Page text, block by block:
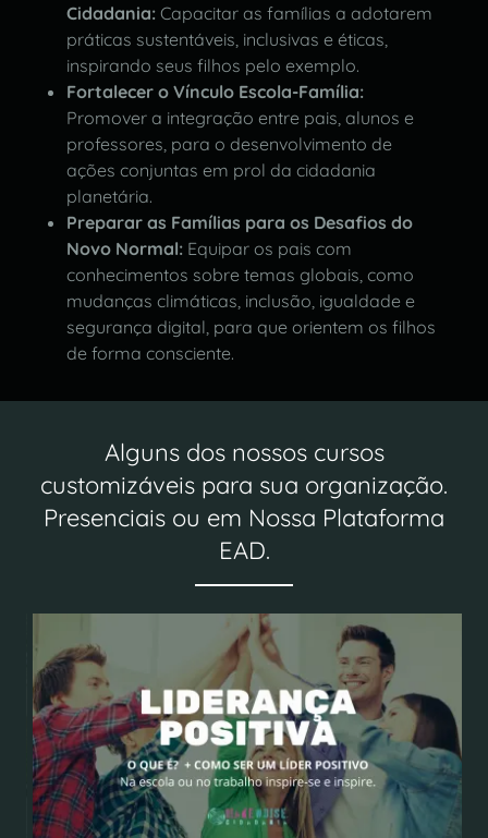
Cidadania:Capacitar as famílias a adotarem
práticas sustentáveis, inclusivas e éticas,
inspirando seus filhos pelo exemplo.
Fortalecer o Vínculo Escola-Família:
Promover a integração entre pais, alunos e
professores, para o desenvolvimento de
ações conjuntas em prol da cidadania
planetária.
Preparar as Famílias para os Desafios do
Novo Normal:Equipar os pais com
conhecimentos sobre temas globais, como
mudanças climáticas, inclusão, igualdade e
segurança digital, para que orientem os filhos
de forma consciente.
Alguns dos nossos cursos
customizáveis para sua organização.
Presenciais ou em Nossa Plataforma
EAD.